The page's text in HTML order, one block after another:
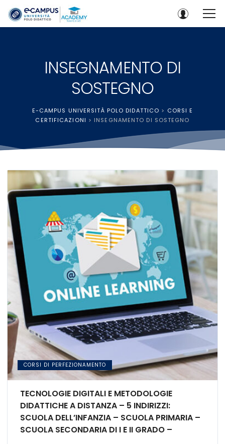
INSEGNAMENTO DI
SOSTEGNO
E-CAMPUS UNIVERSITÀ POLO DIDATTICO > CORSI E
CERTIFICAZIONI > INSEGNAMENTO DI SOSTEGNO
CORSI DI PERFEZIONAMENTO
TECNOLOGIE DIGITALI E METODOLOGIE
DIDATTICHE A DISTANZA – 5 INDIRIZZI:
SCUOLA DELL’INFANZIA – SCUOLA PRIMARIA –
SCUOLA SECONDARIA DI I E II GRADO –